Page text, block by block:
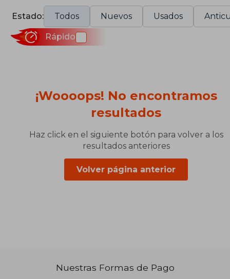
Estado: Todos Nuevos Usados
Rápido
¡Woooops! No encontramos
resultados
Haz click en el siguiente botón para volver a los
resultados anteriores
Volver página anterior
Nuestras Formas de Pago